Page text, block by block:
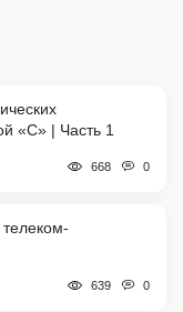
«C» | Часть 1
668 0
телеком-
639 0